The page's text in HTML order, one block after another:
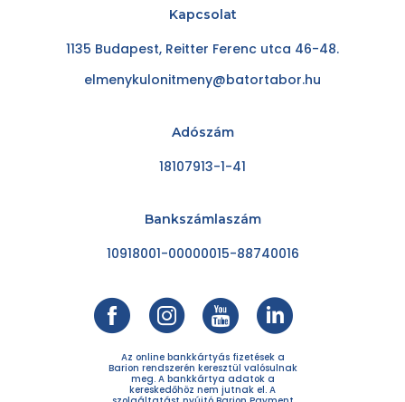
Kapcsolat
1135 Budapest, Reitter Ferenc utca 46-48.
elmenykulonitmeny@batortabor.hu
Adószám
18107913-1-41
Bankszámlaszám
10918001-00000015-88740016
Az online bankkártyás fizetések a
Barion rendszerén keresztül valósulnak
meg. A bankkártya adatok a
kereskedőhöz nem jutnak el. A